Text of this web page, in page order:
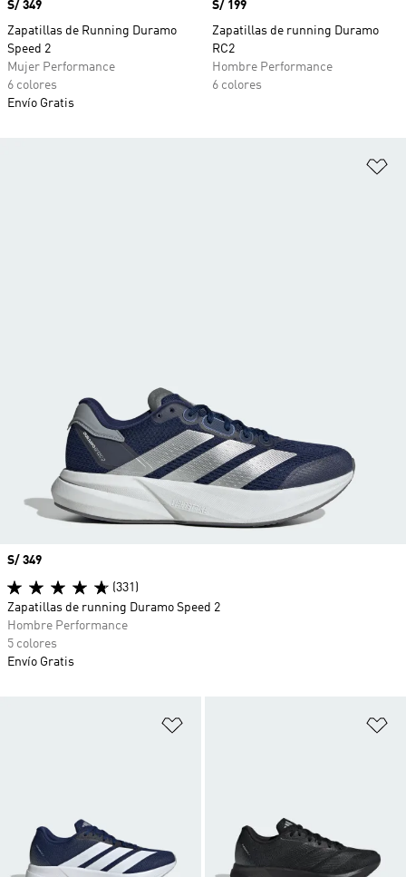
Precio
S/ 349
Zapatillas de Running Duramo
Speed 2
Mujer Performance
6 colores
Envío Gratis
Precio
S/ 199
Zapatillas de running Duramo
RC2
Hombre Performance
6 colores
Precio
S/ 349
(331)
Zapatillas de running Duramo Speed 2
Hombre Performance
5 colores
Envío Gratis